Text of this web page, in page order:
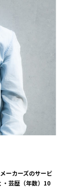
ーカーズのサービ
・芸歴（年数）10